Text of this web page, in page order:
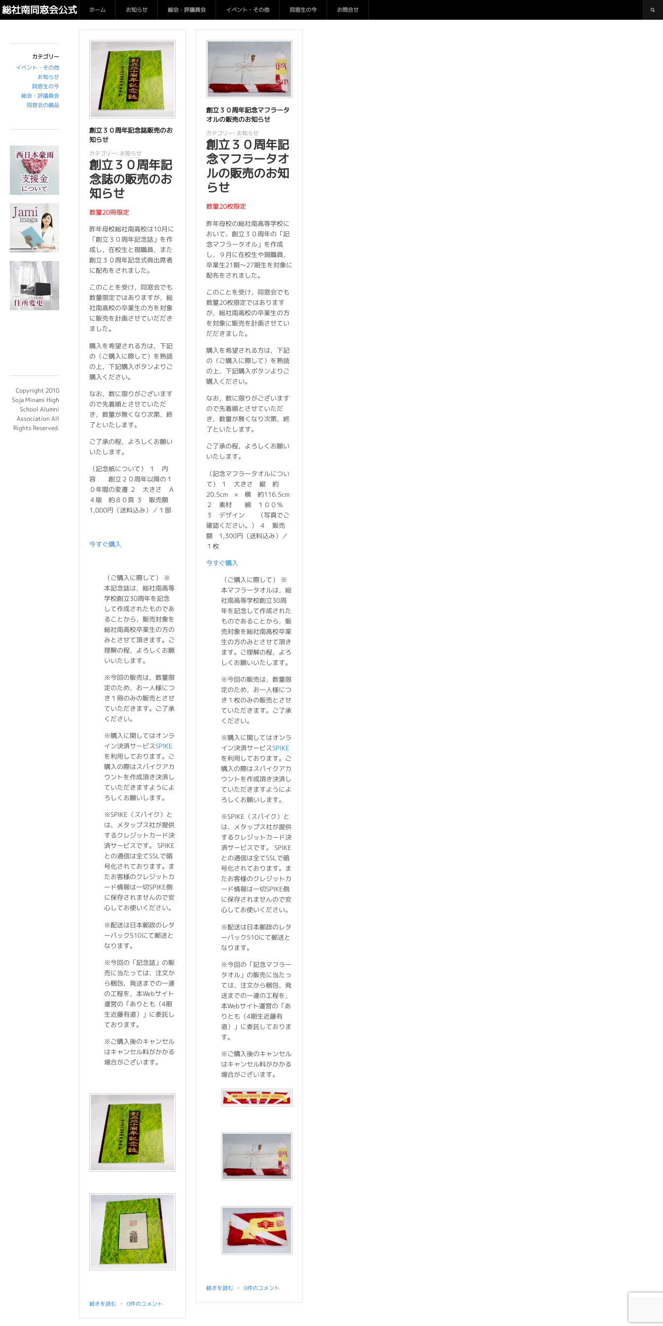
総社南同窓会公式
総
社
ホーム お知らせ 総会・評議員会 イベント・その他 同窓生の今 お問合せ
カテゴリー
イベント・その他
お知らせ
同窓生の今
総会・評議員会
同窓会の備品
Copyright 2010
Soja Minami High
School Alumni
Association All
Rights Reserved.
創立３０周年記念誌販売のお
知らせ
カテゴリー: お知らせ
創立３０周年記
念誌の販売のお
知らせ
数量20冊限定
昨年母校総社南高校は10月に
「創立３０周年記念誌」を作
成し，在校生と現職員，また
創立３０周年記念式典出席者
に配布をされました。
このことを受け，同窓会でも
数量限定ではありますが，総
社南高校の卒業生の方を対象
に販売を計画させていだだき
ました。
購入を希望される方は，下記
の（ご購入に際して）を熟読
の上，下記購入ボタンよりご
購入ください。
なお，数に限りがございます
ので先着順とさせていただ
き，数量が無くなり次第，終
了といたします。
ご了承の程，よろしくお願い
いたします。
（記念紙について） １ 内
容 創立２０周年以降の１
０年間の変遷 ２ 大きさ Ａ
４版 約８０頁 ３ 販売額
1,000円（送料込み）／１部
今すぐ購入
（ご購入に際して） ※
本記念誌は，総社南高等
学校創立30周年を記念
して作成されたものであ
ることから，販売対象を
総社南高校卒業生の方の
みとさせて頂きます。ご
理解の程，よろしくお願
いいたします。
※今回の販売は，数量限
定のため，お一人様につ
き１冊のみの販売とさせ
ていただきます。ご了承
ください。
※購入に関してはオンラ
イン決済サービスSPIKE
を利用しております。ご
購入の際はスパイクアカ
ウントを作成頂き決済し
ていただきますようによ
ろしくお願いします。
※SPIKE（スパイク）と
は、メタップス社が提供
するクレジットカード決
済サービスです。 SPIKE
との通信は全てSSLで暗
号化されております。ま
たお客様のクレジットカ
ード情報は一切SPIKE側
に保存されませんので安
心してお使いください。
※配送は日本郵政のレタ
ーパック510にて郵送と
なります。
※今回の「記念誌」の販
売に当たっては，注文か
ら梱包，発送までの一連
の工程を，本Webサイト
運営の「ありとも（4期
生近藤有道）」に委託し
ております。
※ご購入後のキャンセル
はキャンセル料がかかる
場合がございます。
続きを読む • 0件のコメント
創立３０周年記念マフラータ
オルの販売のお知らせ
カテゴリー: お知らせ
創立３０周年記
念マフラータオ
ルの販売のお知
らせ
数量20枚限定
昨年母校の総社南高等学校に
おいて、創立３０周年の「記
念マフラータオル」を作成
し，９月に在校生や現職員，
卒業生21期～27期生を対象に
配布をされました。
このことを受け，同窓会でも
数量20枚限定ではあります
が，総社南高校の卒業生の方
を対象に販売を計画させてい
だだきました。
購入を希望される方は，下記
の（ご購入に際して）を熟読
の上，下記購入ボタンよりご
購入ください。
なお，数に限りがございます
ので先着順とさせていただ
き，数量が無くなり次第，終
了といたします。
ご了承の程，よろしくお願い
いたします。
（記念マフラータオルについ
て） １ 大きさ 縦 約
20.5cm × 横 約116.5cm
２ 素材 綿 １００％
３ デザイン （写真でご
確認ください。） ４ 販売
額 1,300円（送料込み）／
１枚
今すぐ購入
（ご購入に際して） ※
本マフラータオルは，総
社南高等学校創立30周
年を記念して作成された
ものであることから，販
売対象を総社南高校卒業
生の方のみとさせて頂き
ます。ご理解の程，よろ
しくお願いいたします。
※今回の販売は，数量限
定のため，お一人様につ
き１枚のみの販売とさせ
ていただきます。ご了承
ください。
※購入に関してはオンラ
イン決済サービスSPIKE
を利用しております。ご
購入の際はスパイクアカ
ウントを作成頂き決済し
ていただきますようによ
ろしくお願いします。
※SPIKE（スパイク）と
は、メタップス社が提供
するクレジットカード決
済サービスです。 SPIKE
との通信は全てSSLで暗
号化されております。ま
たお客様のクレジットカ
ード情報は一切SPIKE側
に保存されませんので安
心してお使いください。
※配送は日本郵政のレタ
ーパック510にて郵送と
なります。
※今回の「記念マフラー
タオル」の販売に当たっ
ては，注文から梱包，発
送までの一連の工程を，
本Webサイト運営の「あ
りとも（4期生近藤有
道）」に委託しておりま
す。
※ご購入後のキャンセル
はキャンセル料がかかる
場合がございます。
続きを読む • 0件のコメント